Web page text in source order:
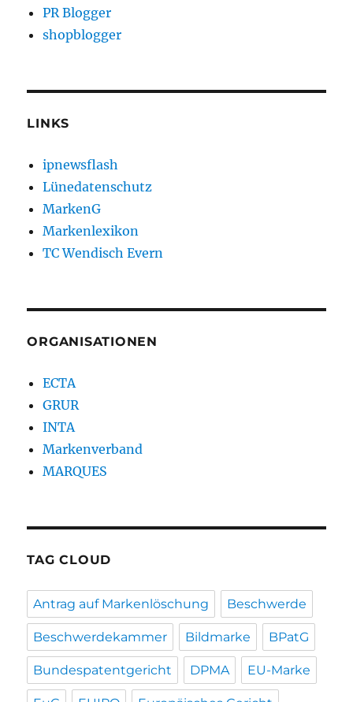
PR Blogger
shopblogger
LINKS
ipnewsflash
Lünedatenschutz
MarkenG
Markenlexikon
TC Wendisch Evern
ORGANISATIONEN
ECTA
GRUR
INTA
Markenverband
MARQUES
TAG CLOUD
Antrag auf Markenlöschung Beschwerde
Beschwerdekammer Bildmarke BPatG
Bundespatentgericht DPMA EU-Marke